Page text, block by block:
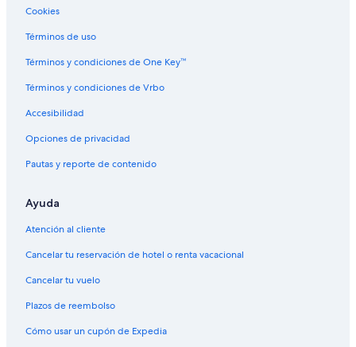
Cookies
Términos de uso
Términos y condiciones de One Key™
Términos y condiciones de Vrbo
Accesibilidad
Opciones de privacidad
Pautas y reporte de contenido
Ayuda
Atención al cliente
Cancelar tu reservación de hotel o renta vacacional
Cancelar tu vuelo
Plazos de reembolso
Cómo usar un cupón de Expedia